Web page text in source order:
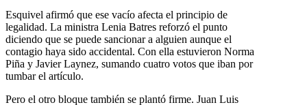
Esquivel afirmó que ese vacío afecta el principio de
legalidad. La ministra Lenia Batres reforzó el punto
diciendo que se puede sancionar a alguien aunque el
contagio haya sido accidental. Con ella estuvieron Norma
Piña y Javier Laynez, sumando cuatro votos que iban por
tumbar el artículo.
Pero el otro bloque también se plantó firme. Juan Luis